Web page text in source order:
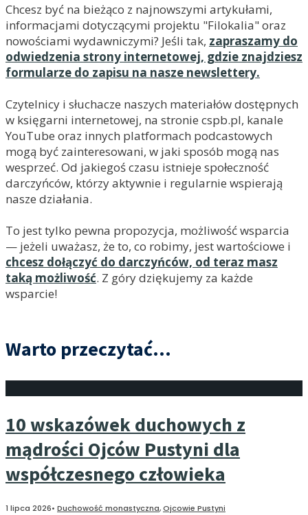
Chcesz być na bieżąco z najnowszymi artykułami,
informacjami dotyczącymi projektu "Filokalia" oraz
nowościami wydawniczymi? Jeśli tak, zapraszamy do
odwiedzenia strony internetowej, gdzie znajdziesz
formularze do zapisu na nasze newslettery.
Czytelnicy i słuchacze naszych materiałów dostępnych
w księgarni internetowej, na stronie cspb.pl, kanale
YouTube oraz innych platformach podcastowych
mogą być zainteresowani, w jaki sposób mogą nas
wesprzeć. Od jakiegoś czasu istnieje społeczność
darczyńców, którzy aktywnie i regularnie wspierają
nasze działania.
To jest tylko pewna propozycja, możliwość wsparcia
— jeżeli uważasz, że to, co robimy, jest wartościowe i
chcesz dołączyć do darczyńców, od teraz masz
taką możliwość. Z góry dziękujemy za każde
wsparcie!
Warto przeczytać...
10 wskazówek duchowych z
mądrości Ojców Pustyni dla
współczesnego człowieka
1 lipca 2026• Duchowość monastyczna,Ojcowie Pustyni